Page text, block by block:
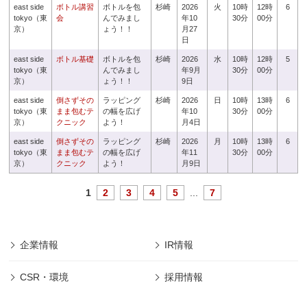
east side
tokyo（東
京）
ボトル講習
会
ボトルを包
んでみまし
ょう！！
杉崎
2026
年10
月27
日
火
10時
30分
12時
00分
6
east side
tokyo（東
京）
ボトル基礎
ボトルを包
んでみまし
ょう！！
杉崎
2026
年9月
9日
水
10時
30分
12時
00分
5
east side
tokyo（東
京）
倒さずその
まま包むテ
クニック
ラッピング
の幅を広げ
よう！
杉崎
2026
年10
月4日
日
10時
30分
13時
00分
6
east side
tokyo（東
京）
倒さずその
まま包むテ
クニック
ラッピング
の幅を広げ
よう！
杉崎
2026
年11
月9日
月
10時
30分
13時
00分
6
1 2 3 4 5 7
企業情報 IR情報
CSR・環境 採用情報